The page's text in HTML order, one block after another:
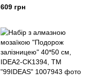
CK1043, ТМ "99IDEAS"
609 грн